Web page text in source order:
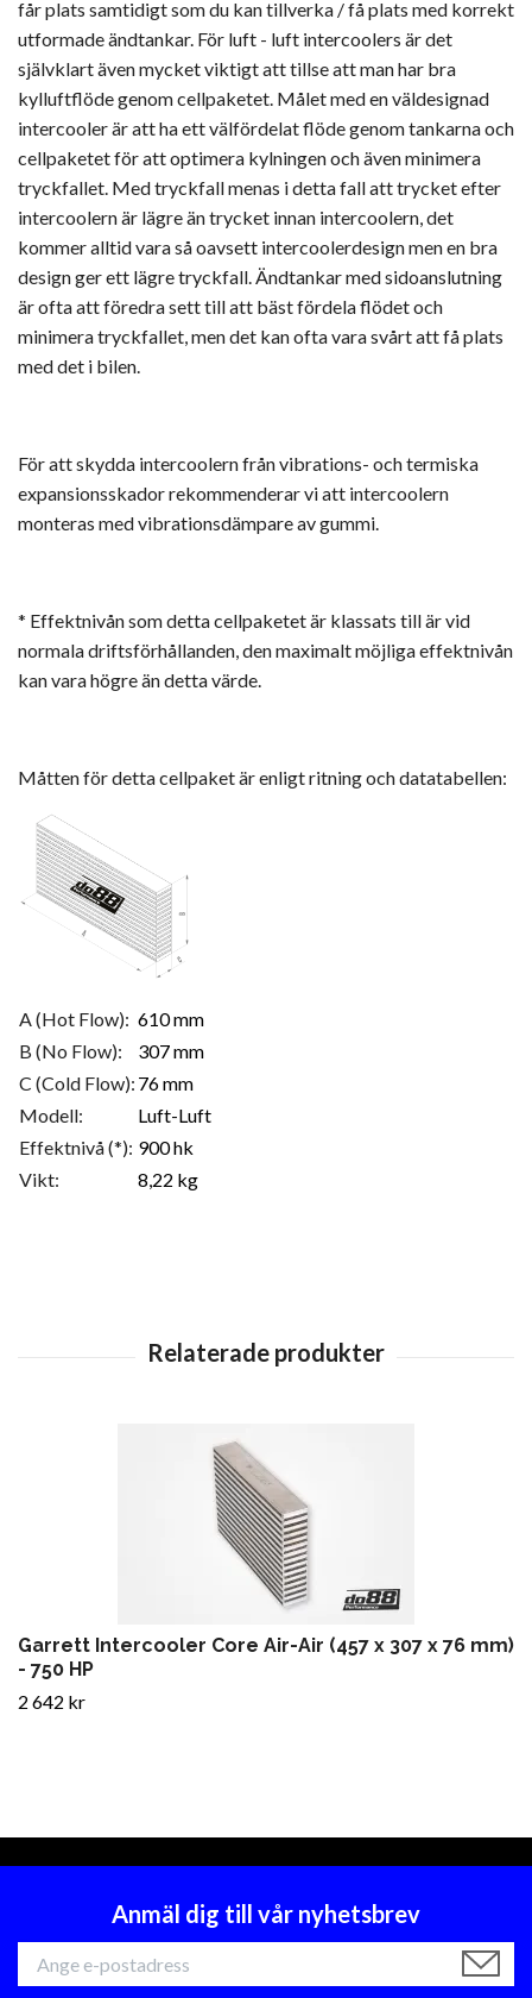
får plats samtidigt som du kan tillverka / få plats med korrekt
utformade ändtankar. För luft - luft intercoolers är det
självklart även mycket viktigt att tillse att man har bra
kylluftflöde genom cellpaketet. Målet med en väldesignad
intercooler är att ha ett välfördelat flöde genom tankarna och
cellpaketet för att optimera kylningen och även minimera
tryckfallet. Med tryckfall menas i detta fall att trycket efter
intercoolern är lägre än trycket innan intercoolern, det
kommer alltid vara så oavsett intercoolerdesign men en bra
design ger ett lägre tryckfall. Ändtankar med sidoanslutning
är ofta att föredra sett till att bäst fördela flödet och
minimera tryckfallet, men det kan ofta vara svårt att få plats
med det i bilen.
För att skydda intercoolern från vibrations- och termiska
expansionsskador rekommenderar vi att intercoolern
monteras med vibrationsdämpare av gummi.
* Effektnivån som detta cellpaketet är klassats till är vid
normala driftsförhållanden, den maximalt möjliga effektnivån
kan vara högre än detta värde.
Måtten för detta cellpaket är enligt ritning och datatabellen:
A (Hot Flow): 610 mm
B (No Flow):
307 mm
C (Cold Flow): 76 mm
Modell:
Luft-Luft
Effektnivå (*): 900 hk
Vikt:
8,22 kg
Garrett Intercooler Core Air-Air (457 x 307 x 76 mm)
- 750 HP
2 642 kr
Anmäl dig till vår nyhetsbrev